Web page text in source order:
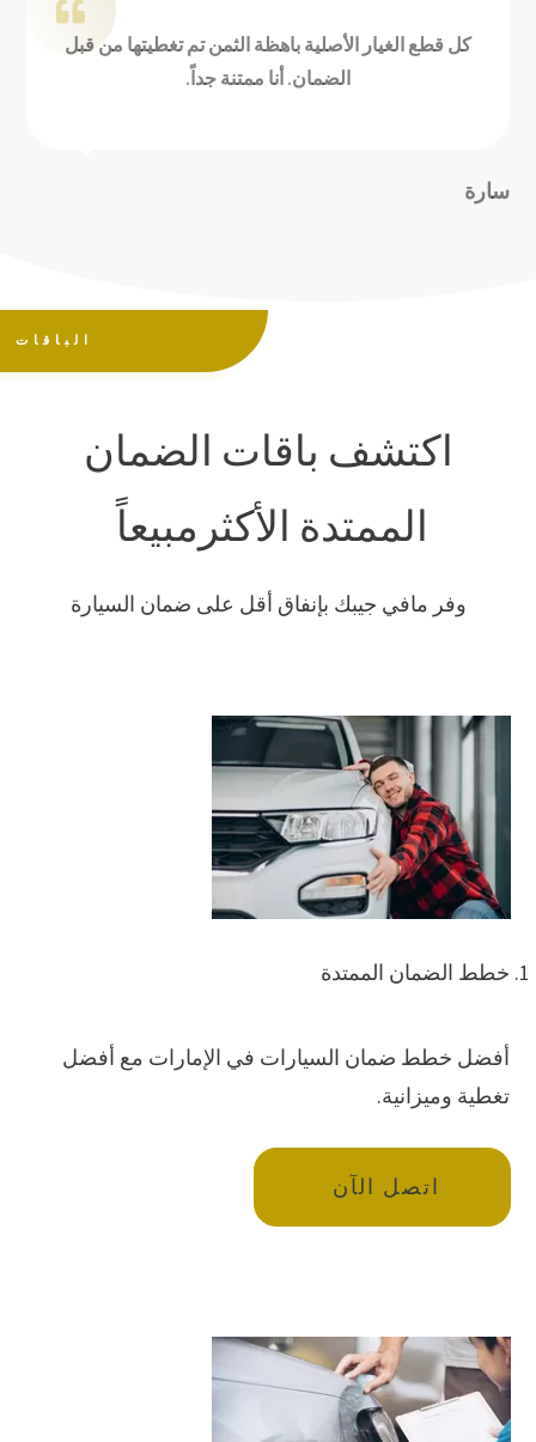
كل قطع الغيار الأصلية باهظة الثمن تم تغطيتها من قبل
الضمان. أنا ممتنة جداً.
سارة
الباقات
اكتشف باقات الضمان
الممتدة الأكثرمبيعاً
وفر مافي جيبك بإنفاق أقل على ضمان السيارة
خطط الضمان الممتدة
أفضل خطط ضمان السيارات في الإمارات مع أفضل
تغطية وميزانية.
اتصل الآن